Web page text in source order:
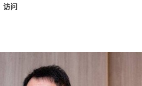
访问